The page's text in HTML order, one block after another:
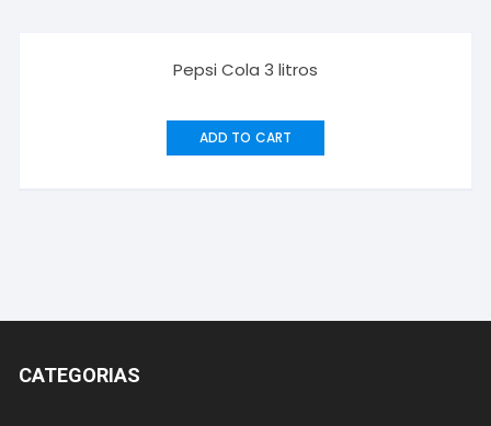
Pepsi Cola 3 litros
ADD TO CART
CATEGORIAS